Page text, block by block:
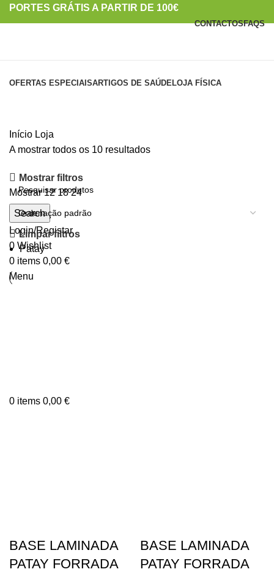
PORTES GRÁTIS A PARTIR DE 100€
CONTACTOSFAQS
Search
Login/Registar
0 Wishlist
0 items 0,00 €
Menu
0 items 0,00 €
OFERTAS ESPECIAISARTIGOS DE SAÚDELOJA FÍSICA
Início Loja
A mostrar todos os 10 resultados
Mostrar filtros
Mostrar121824
Limpar filtros
Patay
BASE LAMINADA
PATAY FORRADA
BASE LAMINADA
PATAY FORRADA